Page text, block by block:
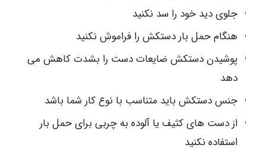
جلوی دید خود را سد نکنید
هنگام حمل بار دستکش را فراموش نکنید
پوشیدن دستکش ضایعات دست را بشدت کاهش می
دهد
جنس دستکش باید متناسب با نوع کار شما باشد
از دست های کثیف یا آلوده به چربی برای حمل بار
استفاده نکنید